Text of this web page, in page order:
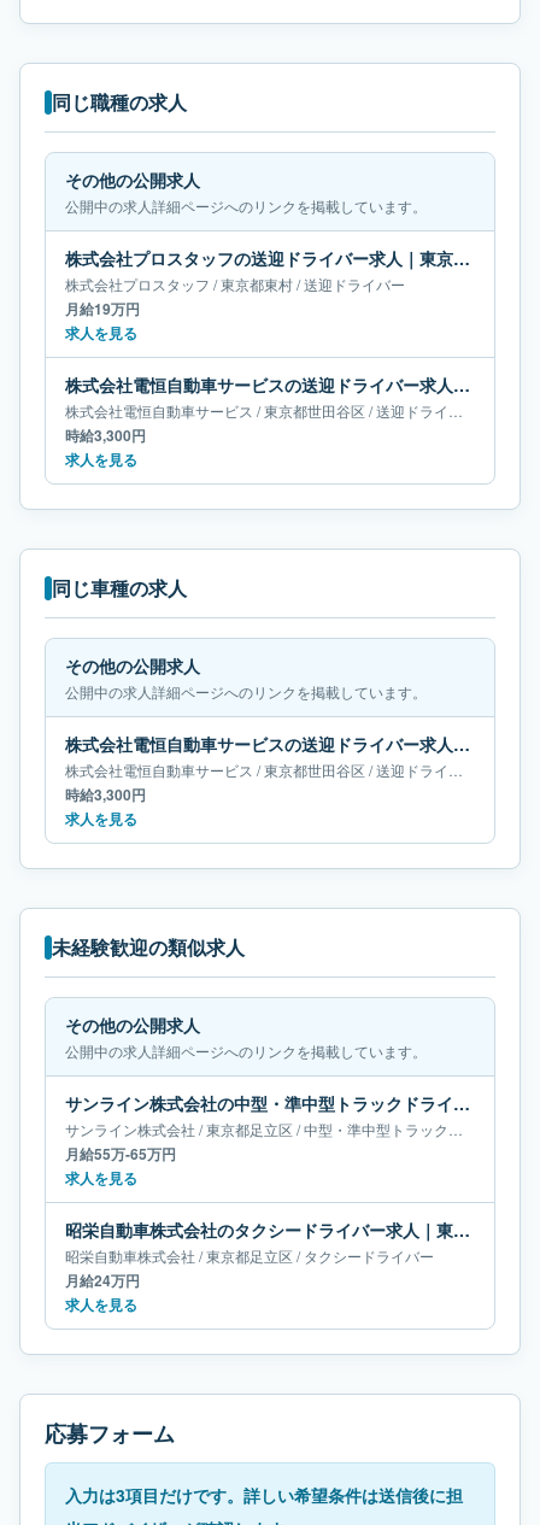
同じ職種の求人
その他の公開求人
公開中の求人詳細ページへのリンクを掲載しています。
株式会社プロスタッフの送迎ドライバー求人｜東京都東村｜月給19万円
株式会社プロスタッフ /東京都東村/送迎ドライバー
月給19万円
求人を見る
株式会社電恒自動車サービスの送迎ドライバー求人｜東京都世田谷区
株式会社電恒自動車サービス /東京都世田谷区 /送迎ドライバー
時給3,300円
求人を見る
同じ車種の求人
その他の公開求人
公開中の求人詳細ページへのリンクを掲載しています。
株式会社電恒自動車サービスの送迎ドライバー求人｜東京都世田谷区
株式会社電恒自動車サービス /東京都世田谷区 /送迎ドライバー
時給3,300円
求人を見る
未経験歓迎の類似求人
その他の公開求人
公開中の求人詳細ページへのリンクを掲載しています。
サンライン株式会社の中型・準中型トラックドライバー求人｜東京都足立区｜月給55万-65万円
サンライン株式会社 /東京都足立区 /中型・準中型トラックドライバー
月給55万-65万円
求人を見る
昭栄自動車株式会社のタクシードライバー求人｜東京都足立区｜月給24万円
昭栄自動車株式会社 /東京都足立区 /タクシードライバー
月給24万円
求人を見る
応募フォーム
入力は3項目だけです。詳しい希望条件は送信後に担